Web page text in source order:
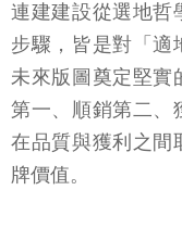
連建建設從選地哲
步驟，皆是對「適
未來版圖奠定堅實
第一、順銷第二、
在品質與獲利之間
牌價值。